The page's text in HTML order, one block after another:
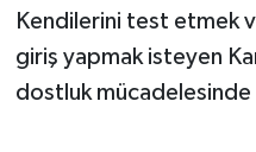
Kendilerini test etmek
giriş yapmak isteyen
dostluk mücadelesinde
MAGAZİN